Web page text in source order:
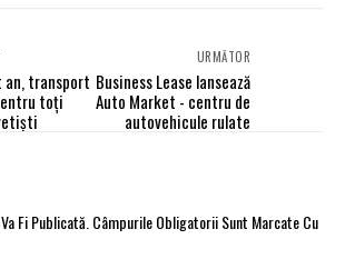
an, transport
toţi
URMĂTOR
Business Lease lansează
Auto Market - centru de
autovehicule rulate
Fi Publicată.Câmpurile Obligatorii Sunt Marcate Cu